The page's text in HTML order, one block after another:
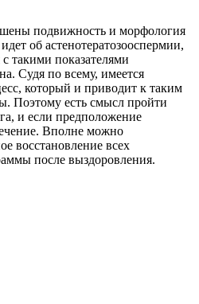
подвижность и морфология
об астенотератозооспермии,
с такими показателями
Судя по всему, имеется
который и приводит к таким
Поэтому есть смысл пройти
и если предположение
Вполне можно
восстановление всех
после выздоровления.